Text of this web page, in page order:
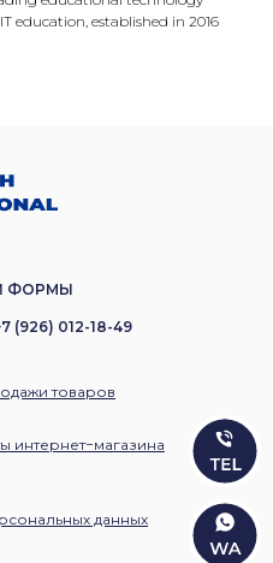
education, established in 2016
данных
товаров
интернет−магазина
ФОРМЫ
(926) 012-18-49